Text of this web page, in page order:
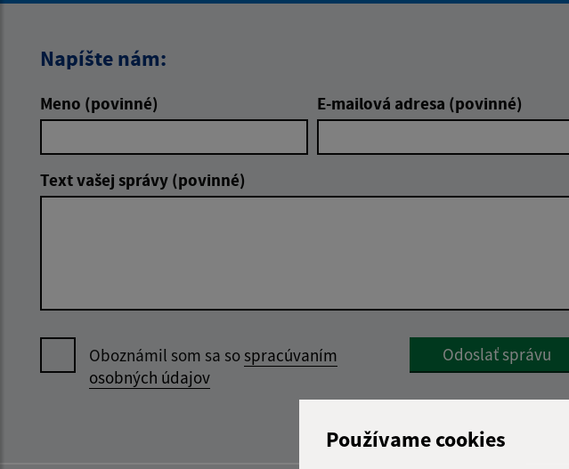
Používame cookies
Napíšte nám:
Meno (povinné) E-mailová adresa (povinné)
Text vašej správy (povinné)
Oboznámil som sa sospracúvaním
osobných údajov
Google reCaptcha Response
Odoslať správu